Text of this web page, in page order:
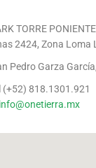
TORRE
2424, Zona Loma
Pedro Garza
(+52) 818.1301.921
info@onetierra.mx